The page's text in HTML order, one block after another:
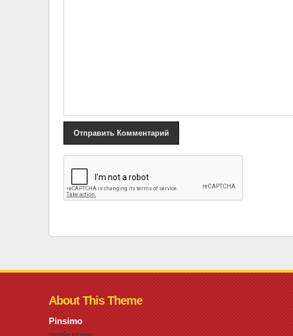
Ретрофото приглашают в путешествие
About This Theme
Pinsimo
онлайн казино